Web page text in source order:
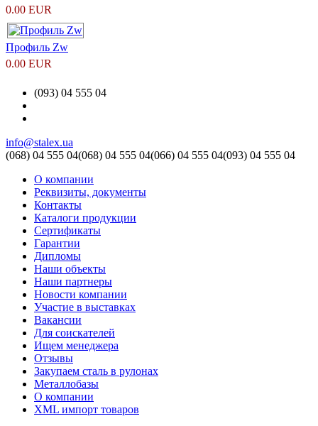
0.00 EUR
Профиль Zw
0.00 EUR
(093) 04 555 04
info@stalex.ua
(068) 04 555 04(068) 04 555 04(066) 04 555 04(093) 04 555 04
О компании
Реквизиты, документы
Контакты
Каталоги продукции
Сертификаты
Гарантии
Дипломы
Наши объекты
Наши партнеры
Новости компании
Участие в выставках
Вакансии
Для соискателей
Ищем менеджера
Отзывы
Закупаем сталь в рулонах
Металлобазы
О компании
XML импорт товаров